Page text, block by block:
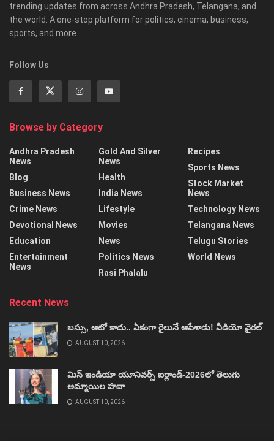
trending updates from across Andhra Pradesh, Telangana, and
the world. A one-stop platform for politics, cinema, business,
sports, and more
Follow Us
Browse by Category
Andhra Pradesh
News
Blog
Business News
Crime News
Devotional News
Education
Entertainment
News
Gold And Silver
News
Health
India News
Lifestyle
Movies
News
Politics News
Rasi Phalalu
Recipes
Sports News
Stock Market
News
Technology News
Telangana News
Telugu Stories
World News
Recent News
బస్సు, ఆటో కాదు.. ఏకంగా రైలునే ఆపేశాడు! వీడియో వైరల్‌
AUGUST 10, 2026
మిస్‌ ఇండియా యూనివర్స్‌ ఐర్లాండ్‌-2026లో తెలుగు
అమ్మాయిల హవా
AUGUST 10, 2026